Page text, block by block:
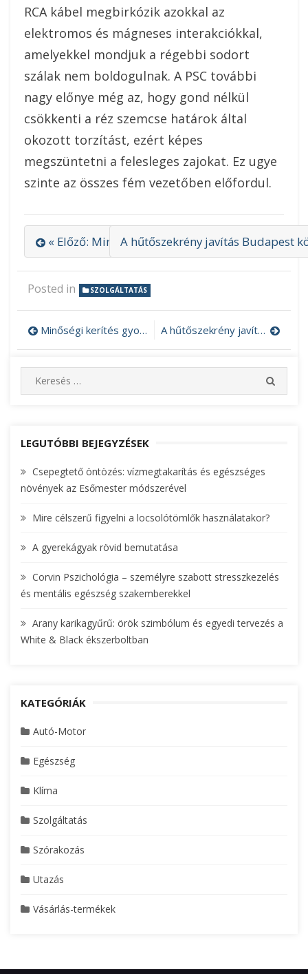
RCA kábel megbirkózik azokkal az
elektromos és mágneses interakciókkal,
amelyekkel mondjuk a régebbi sodort
szálak nem boldogulnak. A PSC további
nagy előnye még az, hogy gond nélkül
csökkenti a réz szemcse határok által
okozott torzítást, ezért képes
megszüntetni a felesleges zajokat. Ez ugye
szinte az összes fém vezetőben előfordul.
« Előző: Minőségi kerítés gyorsan
A hűtőszekrény javítás Budapest
Posted in SZOLGÁLTATÁS
Bejegyzés
navigáció
Minőségi kerítés gyorsan A hűtőszekrény javítás Budapest környékén nem bonyolult dolog
e
c
f
o
:
E
LEGUTÓBBI BEJEGYZÉSEK
Csepegtető öntözés: vízmegtakarítás és egészséges
növények az Esőmester módszerével
Mire célszerű figyelni a locsolótömlők használatakor?
A gyerekágyak rövid bemutatása
Corvin Pszichológia – személyre szabott stresszkezelés
és mentális egészség szakemberekkel
Arany karikagyűrű: örök szimbólum és egyedi tervezés a
White & Black ékszerboltban
KATEGÓRIÁK
Autó-Motor
Egészség
Klíma
Szolgáltatás
Szórakozás
Utazás
Vásárlás-termékek